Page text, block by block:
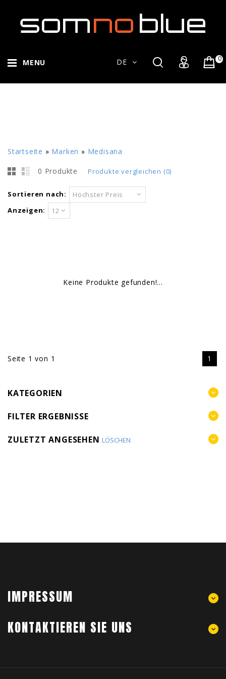
MENU 0
DE
Startseite » Marken » Medisana
0 Produkte Produkte vergleichen (0)
Sortieren nach:
Höchster Preis
Anzeigen:
12
Keine Produkte gefunden!...
Seite 1 von 1 1
KATEGORIEN
FILTER ERGEBNISSE
ZULETZT ANGESEHENLÖSCHEN
IMPRESSUM
KONTAKTIEREN SIE UNS